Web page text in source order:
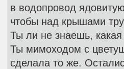
в водопровод
чтобы над крышами
Ты ли не знаешь,
Ты мимоходом с
сделала то же.